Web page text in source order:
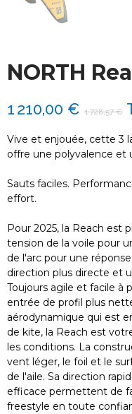
NORTH
1 210,00 € 1 728,57 €
Vive et enjouée, cette 3
offre une polyvalence et
Sauts faciles.
effort.
Pour 2025, la Reach est
tension de la voile pour
de l'arc pour une
direction plus directe et
Toujours agile et facile à
entrée de profil plus
aérodynamique qui est
de kite, la Reach est
les conditions. La
vent léger, le foil et le
de l'aile. Sa direction
efficace permettent de
freestyle en toute